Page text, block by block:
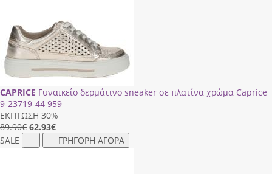
CAPRICE Γυναικείο δερμάτινο sneaker σε πλατίνα χρώμα Caprice
9-23719-44 959
ΕΚΠΤΩΣΗ 30%
89.90€ 62.93€
SALE
ΓΡΗΓΟΡΗ ΑΓΟΡΑ